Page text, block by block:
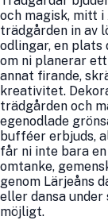
och magisk, mitt
trädgården in av
odlingar, en plats
om ni planerar
annat firande,
kreativitet.
trädgården och
egenodlade
bufféer erbjuds,
får ni inte bara
omtanke,
genom Lärjeåns
eller dansa
möjligt.